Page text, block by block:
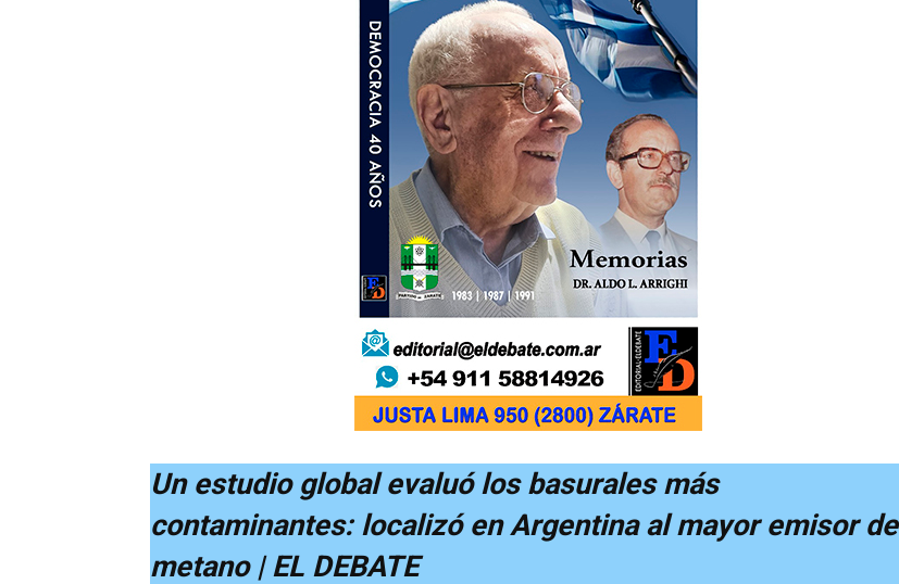
Un estudio global evaluó los basurales más
contaminantes: localizó en Argentina al mayor emisor de
metano | EL DEBATE